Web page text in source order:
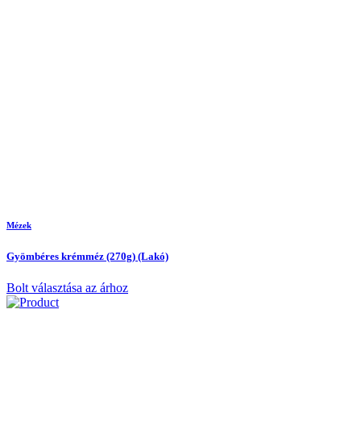
Mézek
Gyömbéres krémméz (270g) (Lakó)
Bolt választása az árhoz